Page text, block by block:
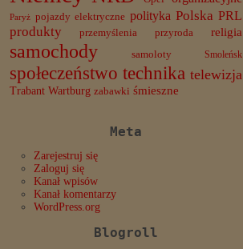
Paryż pojazdy elektryczne polityka Polska PRL
produkty
przemyślenia przyroda religia
samochody samoloty Smoleńsk
społeczeństwo technika telewizja
Trabant Wartburg zabawki śmieszne
Meta
Zarejestruj się
Zaloguj się
Kanał wpisów
Kanał komentarzy
WordPress.org
Blogroll